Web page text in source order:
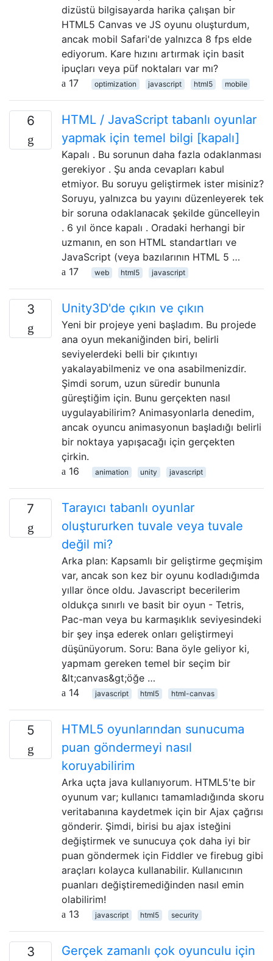
dizüstü bilgisayarda harika çalışan bir
HTML5 Canvas ve JS oyunu oluşturdum,
ancak mobil Safari'de yalnızca 8 fps elde
ediyorum. Kare hızını artırmak için basit
ipuçları veya püf noktaları var mı?
17
optimization javascript html5 mobile
6
HTML / JavaScript tabanlı oyunlar
yapmak için temel bilgi [kapalı]
Kapalı . Bu sorunun daha fazla odaklanması
gerekiyor . Şu anda cevapları kabul
etmiyor. Bu soruyu geliştirmek ister misiniz?
Soruyu, yalnızca bu yayını düzenleyerek tek
bir soruna odaklanacak şekilde güncelleyin
. 6 yıl önce kapalı . Oradaki herhangi bir
uzmanın, en son HTML standartları ve
JavaScript (veya bazılarının HTML 5 …
17
web html5 javascript
3 Unity3D'de çıkın ve çıkın
Yeni bir projeye yeni başladım. Bu projede
ana oyun mekaniğinden biri, belirli
seviyelerdeki belli bir çıkıntıyı
yakalayabilmeniz ve ona asabilmenizdir.
Şimdi sorum, uzun süredir bununla
güreştiğim için. Bunu gerçekten nasıl
uygulayabilirim? Animasyonlarla denedim,
ancak oyuncu animasyonun başladığı belirli
bir noktaya yapışacağı için gerçekten
çirkin.
16
animation unity javascript
7
Tarayıcı tabanlı oyunlar
oluştururken tuvale veya tuvale
değil mi?
Arka plan: Kapsamlı bir geliştirme geçmişim
var, ancak son kez bir oyunu kodladığımda
yıllar önce oldu. Javascript becerilerim
oldukça sınırlı ve basit bir oyun - Tetris,
Pac-man veya bu karmaşıklık seviyesindeki
bir şey inşa ederek onları geliştirmeyi
düşünüyorum. Soru: Bana öyle geliyor ki,
yapmam gereken temel bir seçim bir
&lt;canvas&gt;öğe …
14
javascript html5 html-canvas
5
HTML5 oyunlarından sunucuma
puan göndermeyi nasıl
koruyabilirim
Arka uçta java kullanıyorum. HTML5'te bir
oyunum var; kullanıcı tamamladığında skoru
veritabanına kaydetmek için bir Ajax çağrısı
gönderir. Şimdi, birisi bu ajax isteğini
değiştirmek ve sunucuya çok daha iyi bir
puan göndermek için Fiddler ve firebug gibi
araçları kolayca kullanabilir. Kullanıcının
puanları değiştiremediğinden nasıl emin
olabilirim!
13
javascript html5 security
3
Gerçek zamanlı çok oyunculu için